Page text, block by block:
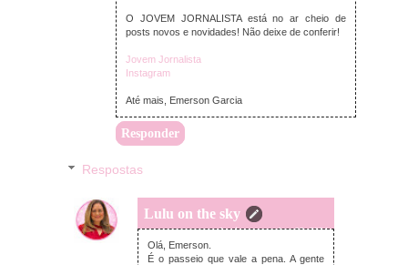
O JOVEM JORNALISTA está no ar cheio de
posts novos e novidades! Não deixe de conferir!
Jovem Jornalista
Instagram
Até mais, Emerson Garcia
Responder
Respostas
Lulu on the sky
domingo, setembro 22, 2024
Olá, Emerson.
É o passeio que vale a pena. A gente